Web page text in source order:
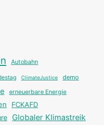
Autobahn
ClimateJustice demo
erneuerbare Energie
FCKAFD
Globaler Klimastreik